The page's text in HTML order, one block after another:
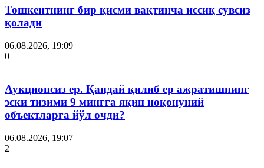
Тошкентнинг бир қисми вақтинча иссиқ сувсиз
қолади
06.08.2026, 19:09
0
Аукционсиз ер. Қандай қилиб ер ажратишнинг
эски тизими 9 мингга яқин ноқонуний
объектларга йўл очди?
06.08.2026, 19:07
2